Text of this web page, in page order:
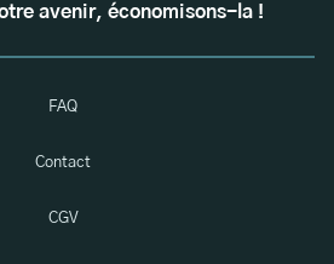
avenir, économisons-la !
FAQ
Contact
CGV